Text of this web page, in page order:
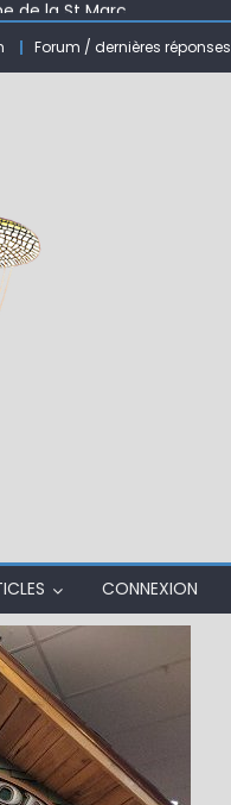
de BANSON ( 63 )
pour NAV – Rubberball
Forum / dernières réponses
CONNEXION